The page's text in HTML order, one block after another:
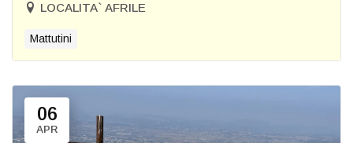
LOCALITA` AFRILE
Mattutini
06
APR